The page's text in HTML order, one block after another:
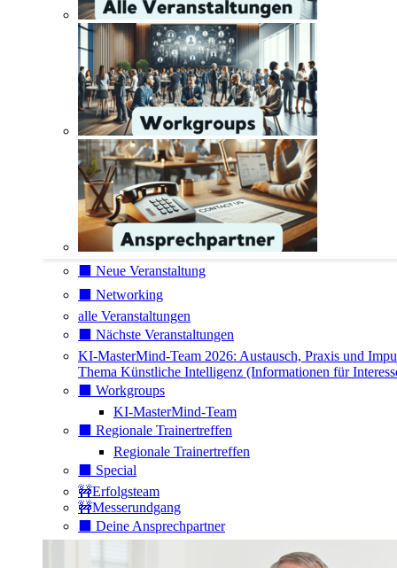
⬛️ Neue Veranstaltung
⬛️ Networking
alle Veranstaltungen
⬛️ Nächste Veranstaltungen
KI-MasterMind-Team 2026: Austausch, Praxis und
Thema Künstliche Intelligenz (Informationen für
⬛️ Workgroups
KI-MasterMind-Team
⬛️ Regionale Trainertreffen
Regionale Trainertreffen
⬛️ Special
🚧Erfolgsteam
🚧Messerundgang
⬛️ Deine Ansprechpartner